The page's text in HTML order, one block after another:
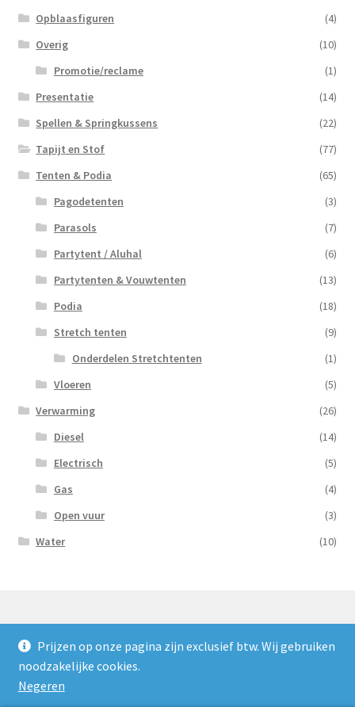
Prijzen op onze pagina zijn exclusief btw. Wij gebruiken
noodzakelijke cookies.
Negeren
Opblaasfiguren
(4)
Overig
(10)
Promotie/reclame
(1)
Presentatie
(14)
Spellen & Springkussens
(22)
Tapijt en Stof
(77)
Tenten & Podia
(65)
Pagodetenten
(3)
Parasols
(7)
Partytent / Aluhal
(6)
Partytenten & Vouwtenten
(13)
Podia
(18)
Stretch tenten
(9)
Onderdelen Stretchtenten
(1)
Vloeren
(5)
Verwarming
(26)
Diesel
(14)
Electrisch
(5)
Gas
(4)
Open vuur
(3)
Water
(10)
© Nooijens Verhuur 2026
Privacybeleid
Gebouwd met WooCommerce